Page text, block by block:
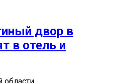
двор в
в отель и